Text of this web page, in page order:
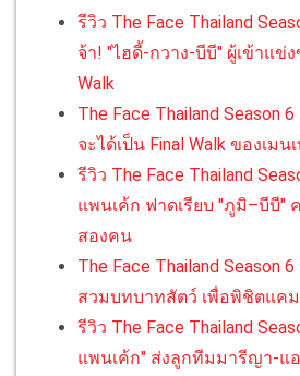
รีวิว The Face Thailand
จ้า! "ไฮดี้-กวาง-บีบี" ผู้เข้าแข่
Walk
The Face Thailand Season
จะได้เป็น Final Walk ของเม
รีวิว The Face Thailand
แพนเค้ก ฟาดเรียบ "ภูมิ–บีบี"
สองคน
The Face Thailand Season
สวมบทบาทสัตว์ เพื่อพิชิตแค
รีวิว The Face Thailand
แพนเค้ก" ส่งลูกทีมมารีญา-แ